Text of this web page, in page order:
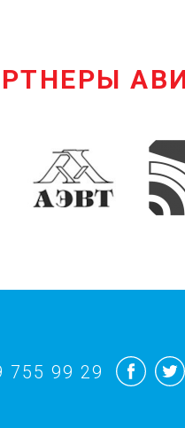
755 99 29